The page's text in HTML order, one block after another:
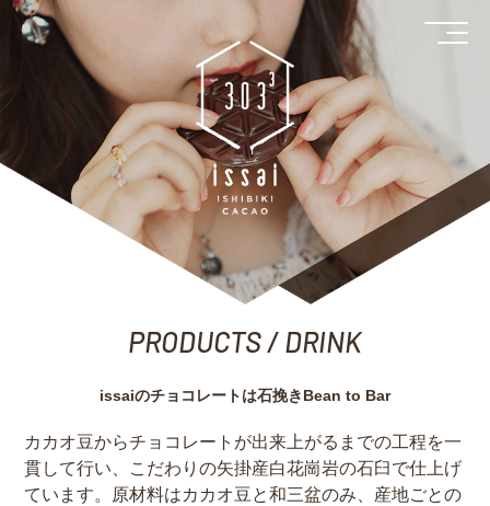
PRODUCTS / DRINK
issaiのチョコレートは石挽きBean to Bar
カカオ豆からチョコレートが出来上がるまでの工程を一
貫して行い、こだわりの矢掛産白花崗岩の石臼で仕上げ
ています。原材料はカカオ豆と和三盆のみ、産地ごとの